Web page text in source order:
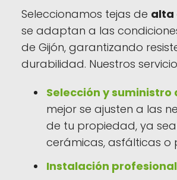
Seleccionamos tejas de alta
se adaptan a las
de Gijón, garantizando
durabilidad. Nuestros
Selección y suministro
mejor se ajusten a las
de tu propiedad, ya
cerámicas, asfálticas o
Instalación profesional